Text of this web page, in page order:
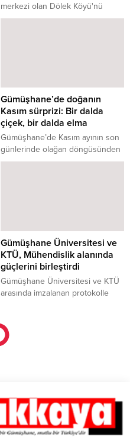
merkezi olan Dölek Köyü'nü
ziyaret etti. Bu kadim geleneği
Gümüşhane’de doğanın
Kasım sürprizi: Bir dalda
çiçek, bir dalda elma
Gümüşhane’de Kasım ayının son
günlerinde olağan döngüsünden
farklı olarak bir dalında çiçek bir
Gümüşhane Üniversitesi ve
KTÜ, Mühendislik alanında
güçlerini birleştirdi
Gümüşhane Üniversitesi ve KTÜ
arasında imzalanan protokolle
imkanları gibi fırsatlar sunulacak.